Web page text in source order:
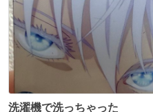
数
洗濯機で洗っちゃった